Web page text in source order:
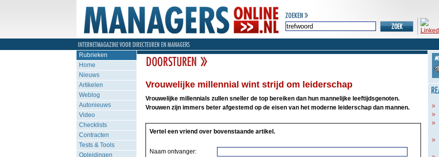
Rubrieken
Home
Nieuws
Artikelen
Weblog
Autonieuws
Video
Checklists
Contracten
Tests & Tools
Opleidingen
Vrouwelijke millennial wint strijd om leiderschap
Vrouwelijke millennials zullen sneller de top bereiken dan hun mannelijke leeftijdsgenoten.
Vrouwen zijn immers beter afgestemd op de eisen van het moderne leiderschap dan mannen.
Vertel een vriend over bovenstaande artikel.
Naam ontvanger: